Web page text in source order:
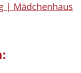
| Mädchenhaus